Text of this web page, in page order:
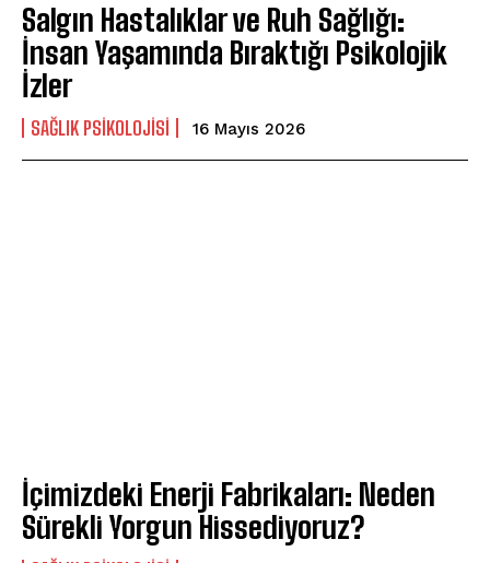
Salgın Hastalıklar ve Ruh Sağlığı:
İnsan Yaşamında Bıraktığı Psikolojik
İzler
SAĞLIK PSIKOLOJISI 16 Mayıs 2026
İçimizdeki Enerji Fabrikaları: Neden
Sürekli Yorgun Hissediyoruz?